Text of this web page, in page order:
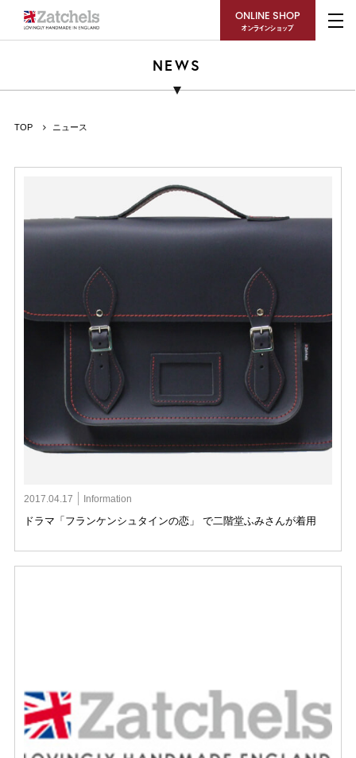
ONLINE SHOP
オンラインショップ
NEWS
TOP ニュース
2017.04.17 Information
ドラマ「フランケンシュタインの恋」 で二階堂ふみさんが着用